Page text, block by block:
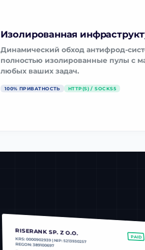
Изолированная
Динамический обход антифрод-
полностью изолированные пулы с
любых ваших задач.
100% ПРИВАТНОСТЬ HTTP(S) / SOCKS5
RISERANK SP. Z O.O.
KRS: 0000902939 | NIP: 5213930257
REGON: 389100697
PAID